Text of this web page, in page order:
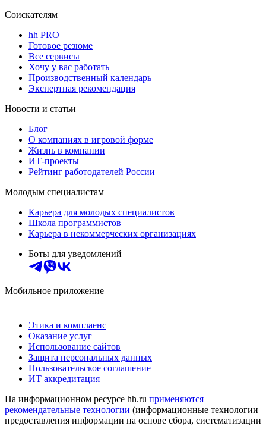
Соискателям
hh PRO
Готовое резюме
Все сервисы
Хочу у вас работать
Производственный календарь
Экспертная рекомендация
Новости и статьи
Блог
О компаниях в игровой форме
Жизнь в компании
ИТ-проекты
Рейтинг работодателей России
Молодым специалистам
Карьера для молодых специалистов
Школа программистов
Карьера в некоммерческих организациях
Боты для уведомлений
Мобильное приложение
Этика и комплаенс
Оказание услуг
Использование сайтов
Защита персональных данных
Пользовательское соглашение
ИТ аккредитация
На информационном ресурсе hh.ru применяются
рекомендательные технологии (информационные технологии
предоставления информации на основе сбора, систематизации